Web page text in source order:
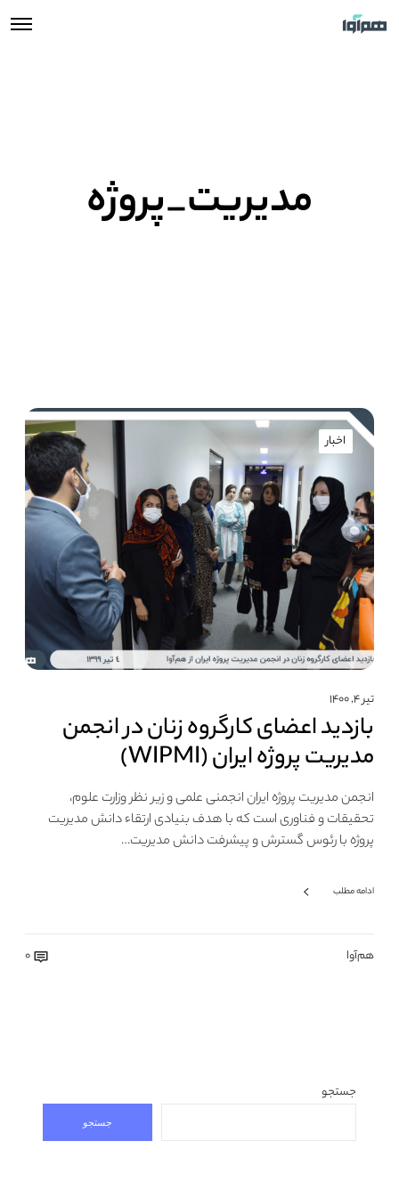
مدیریت_پروژه
اخبار
تیر ۴, ۱۴۰۰
بازدید اعضای کارگروه زنان در انجمن
مدیریت پروژه ایران (WIPMI)
انجمن مدیریت پروژه ایران انجمنی علمی و زیر نظر وزارت علوم،
تحقیقات و فناوری است که با هدف بنیادی ارتقاء دانش مدیریت
پروژه با رئوس گسترش و پیشرفت دانش مدیریت…
ادامه مطلب
هم‌آوا 0
جستجو
جستجو